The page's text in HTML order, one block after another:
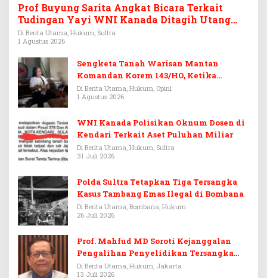
Prof Buyung Sarita Angkat Bicara Terkait
Tudingan Yayi WNI Kanada Ditagih Utang
Rp3,6 Miliar
Di Berita Utama, Hukum, Sultra
1 Agustus 2026
Sengketa Tanah Warisan Mantan
Komandan Korem 143/HO, Ketika
Warisan Menjadi Arena Pemerasan
Di Berita Utama, Hukum, Opini
1 Agustus 2026
WNI Kanada Polisikan Oknum Dosen di
Kendari Terkait Aset Puluhan Miliar
Di Berita Utama, Hukum, Sultra
31 Juli 2026
Polda Sultra Tetapkan Tiga Tersangka
Kasus Tambang Emas Ilegal di Bombana
Di Berita Utama, Bombana, Hukum
26 Juli 2026
Prof. Mahfud MD Soroti Kejanggalan
Pengalihan Penyelidikan Tersangka
Febrie Adriansyah
Di Berita Utama, Hukum, Jakarta
13 Juli 2026